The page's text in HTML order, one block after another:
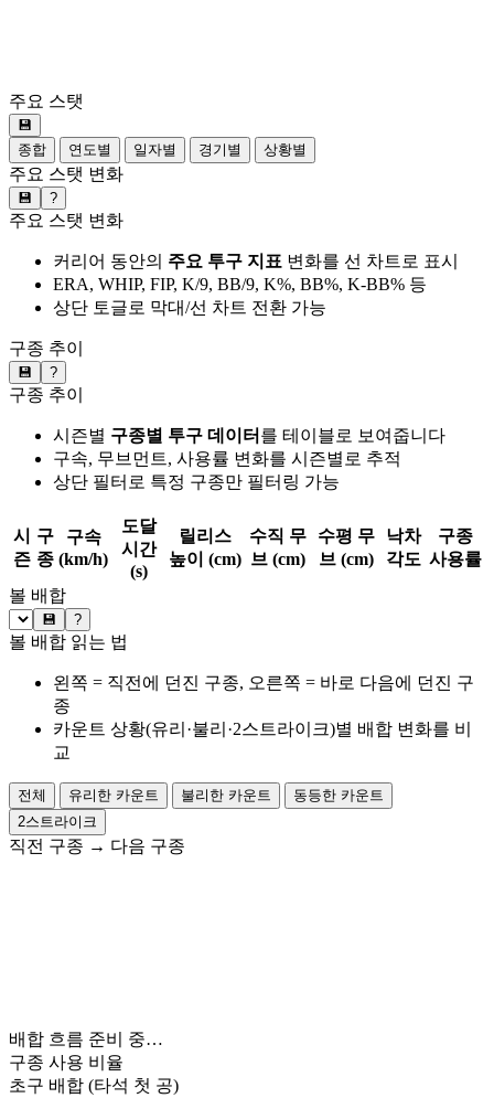
주요 스탯
💾
종합
연도별 일자별 경기별 상황별
주요 스탯 변화
💾 ?
주요 스탯 변화
커리어 동안의 주요 투구 지표 변화를 선 차트로 표시
ERA, WHIP, FIP, K/9, BB/9, K%, BB%, K-BB% 등
상단 토글로 막대/선 차트 전환 가능
구종 추이
💾 ?
구종 추이
시즌별 구종별 투구 데이터 를 테이블로 보여줍니다
구속, 무브먼트, 사용률 변화를 시즌별로 추적
상단 필터로 특정 구종만 필터링 가능
시
즌
구
종
구속
(km/h)
도달
시간
(s)
릴리스
높이 (cm)
수직 무
브 (cm)
수평 무
브 (cm)
낙차
각도
구종
사용률
볼 배합
💾 ?
볼 배합 읽는 법
왼쪽 = 직전에 던진 구종, 오른쪽 = 바로 다음에 던진 구
종
카운트 상황(유리·불리·2스트라이크)별 배합 변화를 비
교
전체 유리한 카운트 불리한 카운트
동등한 카운트
2스트라이크
직전 구종 → 다음 구종
배합 흐름 준비 중…
구종 사용 비율
초구 배합 (타석 첫 공)